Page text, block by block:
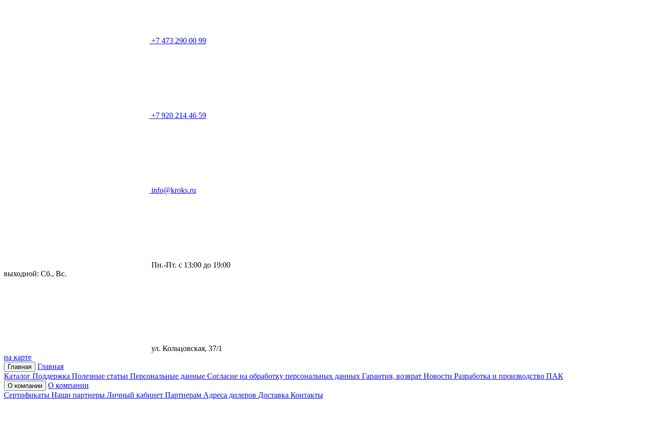
+7 473 290 00 99
+7 920 214 46 59
info@kroks.ru
Пн.-Пт. с 13:00 до 19:00
выходной: Сб., Вс.
ул. Кольцовская, 37/1
на карте
Главная
Главная
Каталог Поддержка Полезные статьи Персональные данные Согласие на обработку персональных данных Гарантия, возврат Новости Разработка и производство ПАК
О компании
О компании
Сертификаты Наши партнеры Личный кабинет Партнерам Адреса дилеров Доставка Контакты